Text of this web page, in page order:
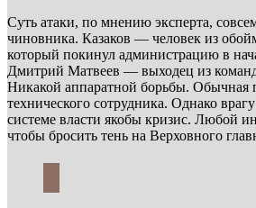
Суть атаки, по мнению эксперта,
чиновника. Казаков — человек из
который покинул администрацию в
Дмитрий Матвеев — выходец из
Никакой аппаратной борьбы. Обычная
технического сотрудника. Однако
системе власти якобы кризис. Любой
чтобы бросить тень на Верховного